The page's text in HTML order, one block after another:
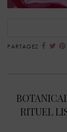
PARTAGEZ
RITUEL